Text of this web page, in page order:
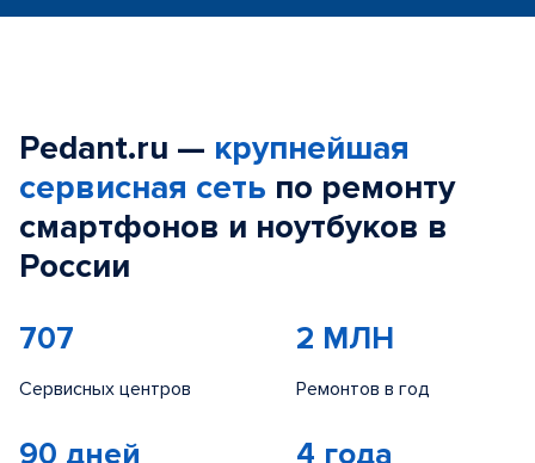
Pedant.ru — крупнейшая
сервисная сеть по ремонту
смартфонов и ноутбуков в
России
707
Сервисных центров
2 МЛН
Ремонтов в год
90 дней 4 года